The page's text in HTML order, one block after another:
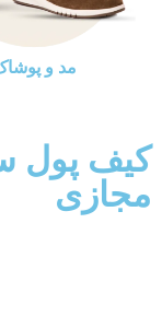
مد و
کیف پول
مجازی